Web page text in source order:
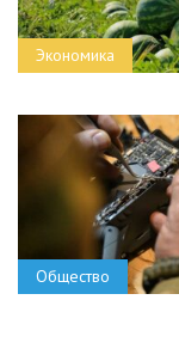
Экономика
Общество